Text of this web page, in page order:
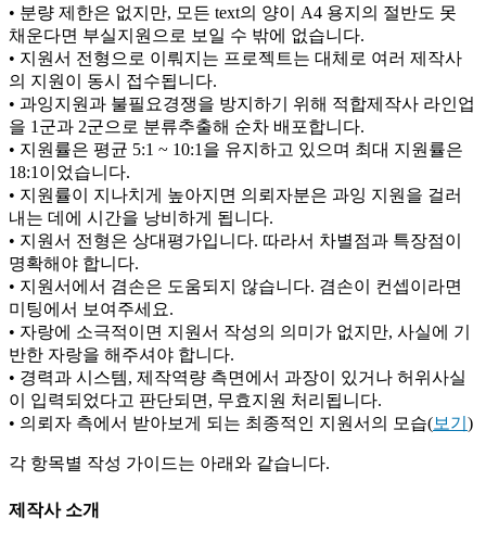
• 분량 제한은 없지만, 모든 text의 양이 A4 용지의 절반도 못
채운다면 부실지원으로 보일 수 밖에 없습니다.
• 지원서 전형으로 이뤄지는 프로젝트는 대체로 여러 제작사
의 지원이 동시 접수됩니다.
• 과잉지원과 불필요경쟁을 방지하기 위해 적합제작사 라인업
을 1군과 2군으로 분류추출해 순차 배포합니다.
• 지원률은 평균 5:1 ~ 10:1을 유지하고 있으며 최대 지원률은
18:1이었습니다.
• 지원률이 지나치게 높아지면 의뢰자분은 과잉 지원을 걸러
내는 데에 시간을 낭비하게 됩니다.
• 지원서 전형은 상대평가입니다. 따라서 차별점과 특장점이
명확해야 합니다.
• 지원서에서 겸손은 도움되지 않습니다. 겸손이 컨셉이라면
미팅에서 보여주세요.
• 자랑에 소극적이면 지원서 작성의 의미가 없지만, 사실에 기
반한 자랑을 해주셔야 합니다.
• 경력과 시스템, 제작역량 측면에서 과장이 있거나 허위사실
이 입력되었다고 판단되면, 무효지원 처리됩니다.
• 의뢰자 측에서 받아보게 되는 최종적인 지원서의 모습(보기 )
각 항목별 작성 가이드는 아래와 같습니다.
제작사 소개